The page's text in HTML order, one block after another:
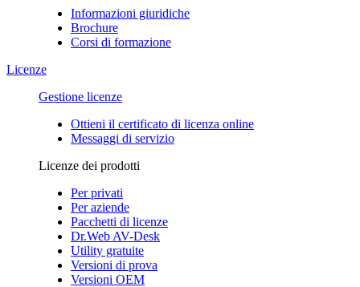
Informazioni giuridiche
Brochure
Corsi di formazione
Licenze
Gestione licenze
Ottieni il certificato di licenza online
Messaggi di servizio
Licenze dei prodotti
Per privati
Per aziende
Pacchetti di licenze
Dr.Web AV-Desk
Utility gratuite
Versioni di prova
Versioni OEM